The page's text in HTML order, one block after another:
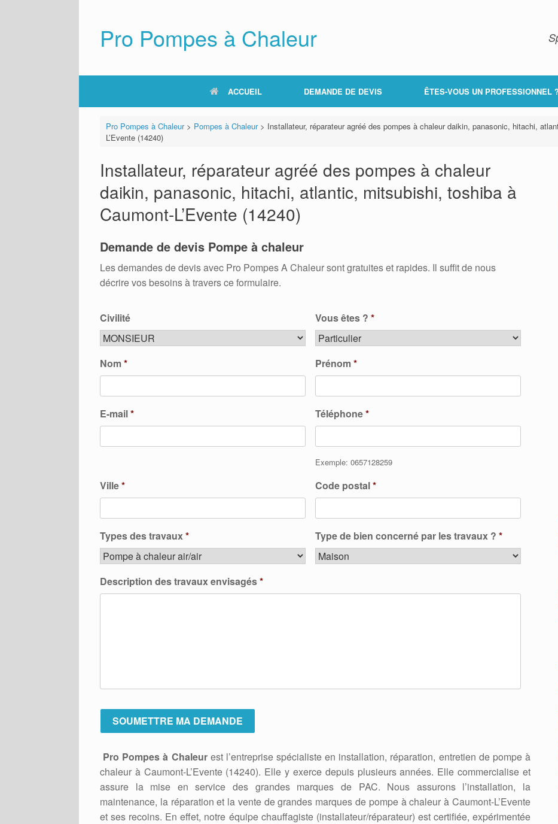
Pro Pompes à Chaleur
ACCUEIL DEMANDE DE DEVIS ÊTES-VOUS UN PROFESSIONNEL ?
Pro Pompes à Chaleur> Pompes à Chaleur> Installateur, réparateur agréé des pompes à chaleur daikin, panasonic, hitachi,
L’Evente (14240)
Installateur, réparateur agréé des pompes à chaleur
daikin, panasonic, hitachi, atlantic, mitsubishi, toshiba à
Caumont-L’Evente (14240)
Demande de devis Pompe à chaleur
Les demandes de devis avec Pro Pompes A Chaleur sont gratuites et rapides. Il suffit de nous
décrire vos besoins à travers ce formulaire.
Civilité Vous êtes ? *
Nom* Prénom*
E-mail* Téléphone*
Exemple: 0657128259
Ville* Code postal*
Types des travaux* Type de bien concerné par les travaux ? *
Description des travaux envisagés*
Pro Pompes à Chaleurest l’entreprise spécialiste en installation, réparation, entretien de pompe à
chaleur à Caumont-L’Evente (14240). Elle y exerce depuis plusieurs années. Elle commercialise et
assure la mise en service des grandes marques de PAC. Nous assurons l’installation, la
maintenance, la réparation et la vente de grandes marques de pompe à chaleur à Caumont-L’Evente
et ses recoins. En effet, notre équipe chauffagiste (installateur/réparateur) est certifiée, expérimentée